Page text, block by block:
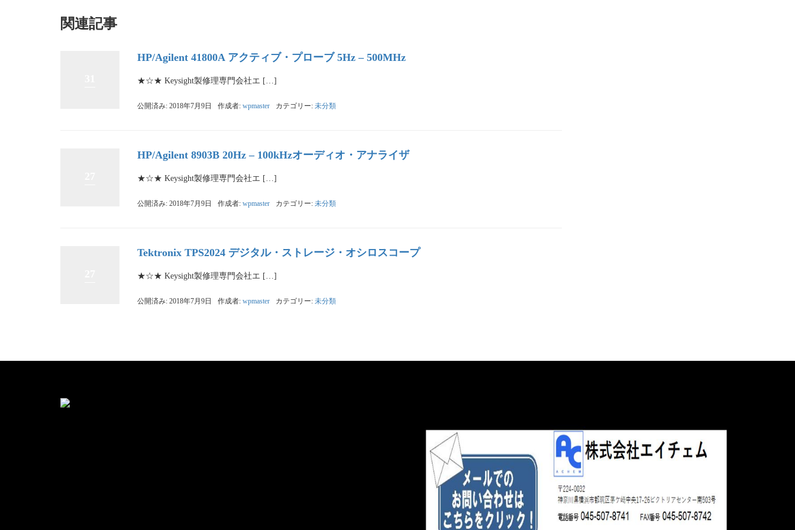
関連記事
HP/Agilent 41800A アクティブ・プローブ 5Hz – 500MHz
★☆★ Keysight製修理専門会社エ […]
公開済み: 2018年7月9日 作成者: wpmaster カテゴリー: 未分類
HP/Agilent 8903B 20Hz – 100kHzオーディオ・アナライザ
★☆★ Keysight製修理専門会社エ […]
公開済み: 2018年7月9日 作成者: wpmaster カテゴリー: 未分類
Tektronix TPS2024 デジタル・ストレージ・オシロスコープ
★☆★ Keysight製修理専門会社エ […]
公開済み: 2018年7月9日 作成者: wpmaster カテゴリー: 未分類